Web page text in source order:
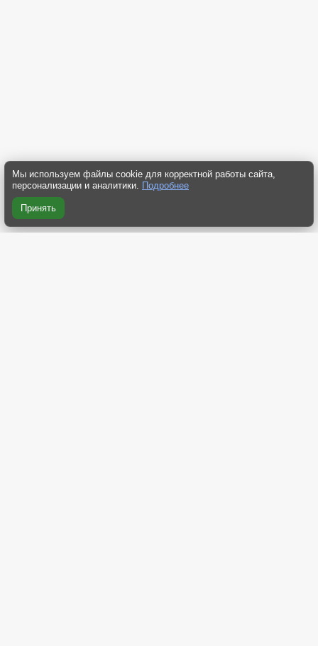
Мы используем файлы cookie для корректной работы сайта,
персонализации и аналитики. Подробнее
Принять